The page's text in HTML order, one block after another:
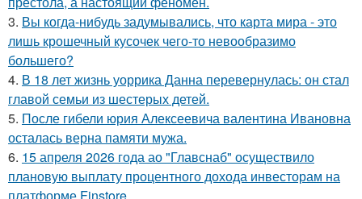
3. Вы когда-нибудь задумывались, что карта мира - это
лишь крошечный кусочек чего-то невообразимо
большего?
4. В 18 лет жизнь уоррика Данна перевернулась: он стал
главой семьи из шестерых детей.
5. После гибели юрия Алексеевича валентина Ивановна
осталась верна памяти мужа.
6. 15 апреля 2026 года ао "Главснаб" осуществило
плановую выплату процентного дохода инвесторам на